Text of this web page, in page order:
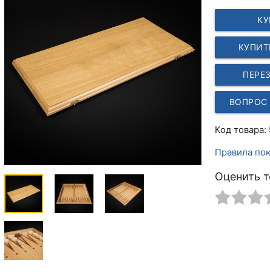
ВОПРОС
Код товара:
Правила
Оценить